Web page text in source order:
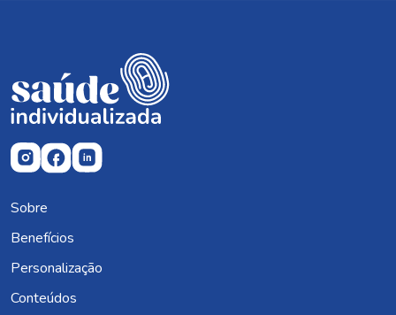
Sobre
Benefícios
Personalização
Conteúdos